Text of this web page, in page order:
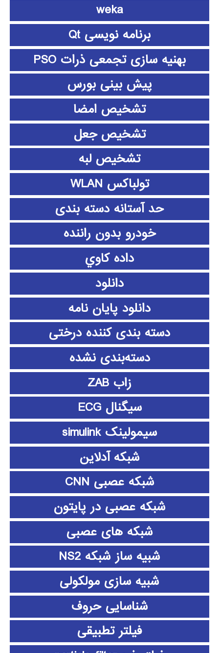
weka
برنامه نویسی Qt
بهنیه سازی تجمعی ذرات PSO
پیش بینی بورس
تشخیص امضا
تشخیص جعل
تشخیص لبه
تولباکس WLAN
حد آستانه دسته بندی
خودرو بدون راننده
داده كاوي
دانلود
دانلود پايان نامه
دسته بندی کننده درختی
دسته‌بندی نشده
زاب ZAB
سیگنال ECG
سیمولینک simulink
شبکه آدلاین
شبکه عصبی CNN
شبکه عصبی در پایتون
شبکه های عصبی
شبیه ساز شبکه NS2
شبیه سازی مولکولی
شناسایی حروف
فیلتر تطبیقی